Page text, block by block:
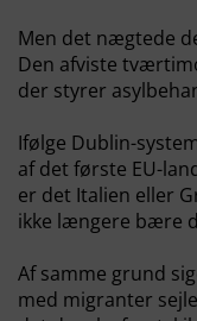
Men det nægtede
Den afviste
der styrer
Ifølge Dublin-
af det første EU-
er det Italien eller
ikke længere bære
Af samme grund
med migranter